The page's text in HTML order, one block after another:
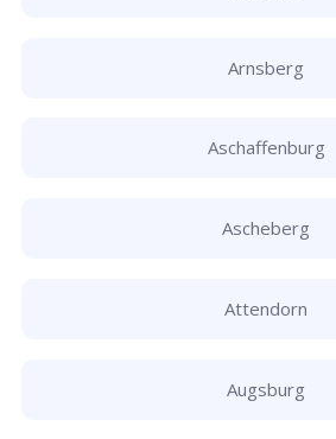
Arnsberg
Aschaffenburg
Ascheberg
Attendorn
Augsburg